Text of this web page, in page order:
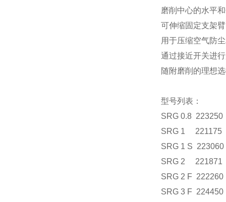
磨削中心的水平
可伸缩固定支架臂
用于压缩空气防
通过接近开关进
随附磨削的理想
型号列表：
SRG 0.8 223250
SRG 1 221175
SRG 1 S 223060
SRG 2 221871
SRG 2 F 222260
SRG 3 F 224450